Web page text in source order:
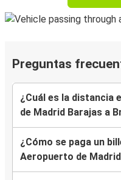
Preguntas
¿Cuál es la distancia
de Madrid Barajas a
¿Cómo se paga un
Aeropuerto de